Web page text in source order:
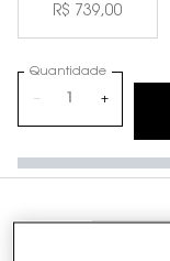
Selected
R$ 739,00
, 1 of 3
−
Quantidade
+
PDP Tabs